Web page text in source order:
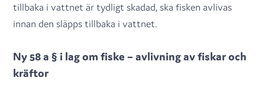
tillbaka i vattnet är tydligt skadad, ska fisken avlivas
innan den släpps tillbaka i vattnet.
Ny 58 a § i lag om fiske – avlivning av fiskar och
kräftor